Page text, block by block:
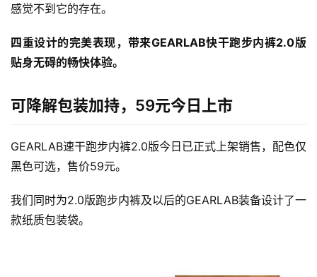
比
观
备
练
感觉不到它的存在。
四重设计的完美表现，带来GEARLAB快干跑步内裤2.0版
贴身无碍的畅快体验。
可降解包装加持，59元今日上市
GEARLAB速干跑步内裤2.0版今日已正式上架销售，配色仅
黑色可选，售价59元。
我们同时为2.0版跑步内裤及以后的GEARLAB装备设计了一
款纸质包装袋。